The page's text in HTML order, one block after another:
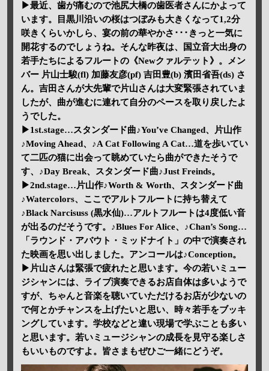
▶最近、歯が痛むので池尻大橋の歯医者さんにかよって
います。目黒川沿いの桜はつぼみも大きくなって1,2分
咲きくらいかしら、宴の前の華やかさ･･･きっと一気に
開花するのでしょうね。そんな昨夜は、国立音大出身の
若手たちによるフルートの《Newクァルテット》。メン
バー 片山士駿(fl) 加藤友彦(pf) 吉田豊(b) 濱田省吾(ds) さ
ん。吉田さんが大先輩で片山さんは大変緊張されていま
したが、曲が進むに連れて自分のペースを取り戻したよ
うでした。
▶1st.stage…スタンダード曲♪You’ve Changed、片山作
♪Moving Ahead、♪A Cat Following A Cat…道を歩いてい
て二匹の猫に出会って眺めていたら曲ができたそうで
す、♪Day Break、スタンダード曲♪Just Freinds。
▶2nd.stage…片山作♪Worth & Worth、スタンダード曲
♪Watercolors、ここでアルトフルートに持ち替えて
♪Black Narcisuss (黒水仙)…アルトフルートは4度低い音
が出るのだそうです。♪Blues For Alice、♪Chan’s Song…
「ラウンド・アバウト・ミッドナイト」の中で演奏され
た映画を思い出しました。アンコールは♪Conception。
▶片山さんは緊張で疲れたと思います。今の若いミュー
ジシャンには、ライブ演奏できるお店自体は多いようで
すが、ちゃんと音楽を聴いていただけるお店が少ないの
で何とかチャンスを上げたいと思い、時々若手をブッキ
ングしています。学校などと違い現場で学ぶことも多い
と思います。若いミュージシャンの成長を見守る楽しさ
もいいものですよ。皆さまもぜひご一緒にどうぞ。